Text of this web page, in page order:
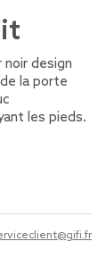
design
la porte
les pieds.